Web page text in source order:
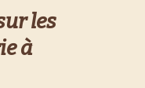
les
à